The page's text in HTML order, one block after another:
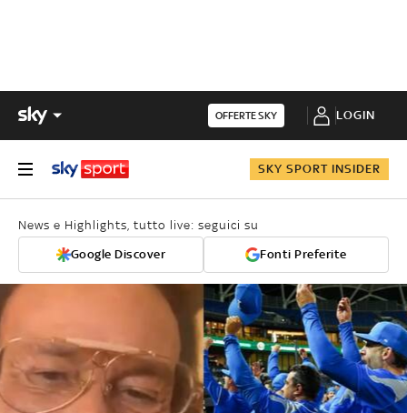
OFFERTE SKY LOGIN
SKY SPORT INSIDER
News e Highlights, tutto live: seguici su
Google Discover Fonti Preferite